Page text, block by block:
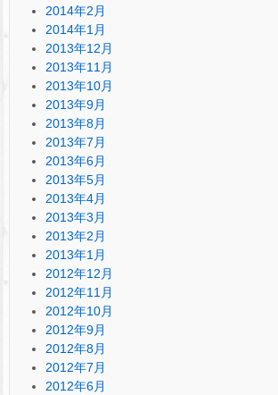
2014年2月
2014年1月
2013年12月
2013年11月
2013年10月
2013年9月
2013年8月
2013年7月
2013年6月
2013年5月
2013年4月
2013年3月
2013年2月
2013年1月
2012年12月
2012年11月
2012年10月
2012年9月
2012年8月
2012年7月
2012年6月